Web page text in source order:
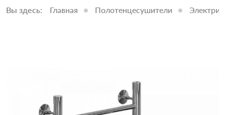
Вы здесь: Главная Полотенцесушители